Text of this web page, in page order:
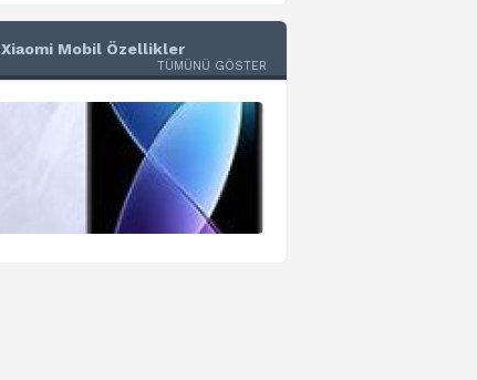
Xiaomi Mobil Özellikler
TÜMÜNÜ GÖSTER